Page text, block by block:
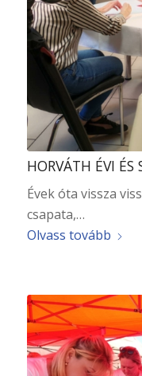
HORVÁTH ÉVI ÉS
Évek óta vissza
csapata,…
Olvass tovább